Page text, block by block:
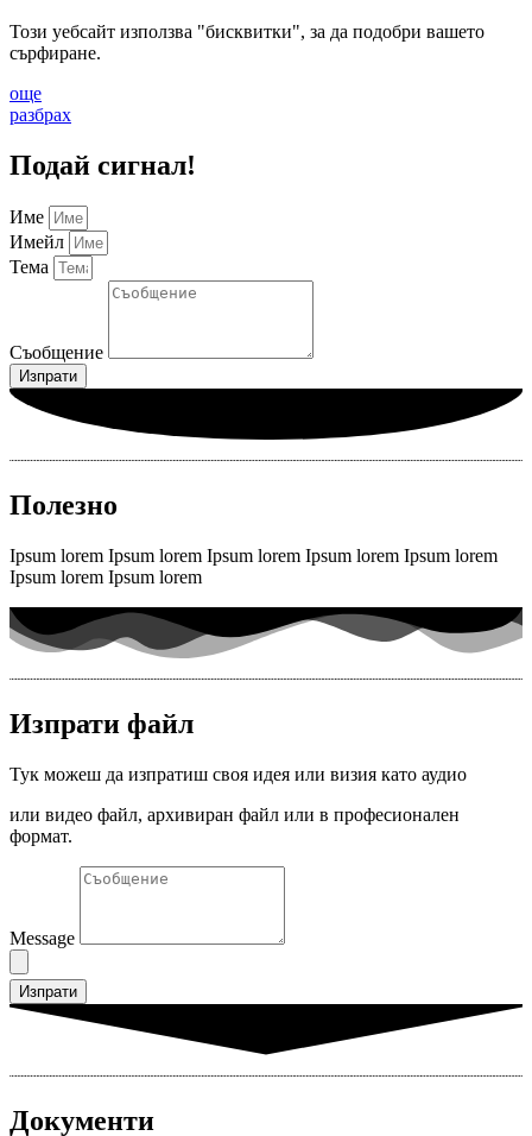
Този уебсайт използва "бисквитки", за да подобри вашето
сърфиране.
още
разбрах
Подай сигнал!
Име
Имейл
Тема
Съобщение
Изпрати
Полезно
Ipsum lorem Ipsum lorem Ipsum lorem Ipsum lorem Ipsum lorem
Ipsum lorem Ipsum lorem
Изпрати файл
Тук можеш да изпратиш своя идея или визия като аудио
или видео файл, архивиран файл или в професионален
формат.
Message
Изпрати
Документи